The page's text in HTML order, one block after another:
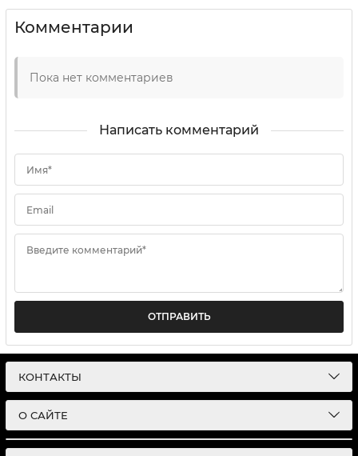
Комментарии
Пока нет комментариев
Написать комментарий
Имя*
Email
Введите комментарий*
ОТПРАВИТЬ
КОНТАКТЫ
О САЙТЕ